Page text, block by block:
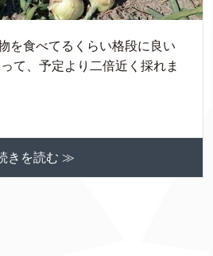
を食べてるくらい格段に良い
て、予定より二倍近く採れま
きを読む ≫